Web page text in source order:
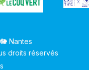
Nantes
droits réservés